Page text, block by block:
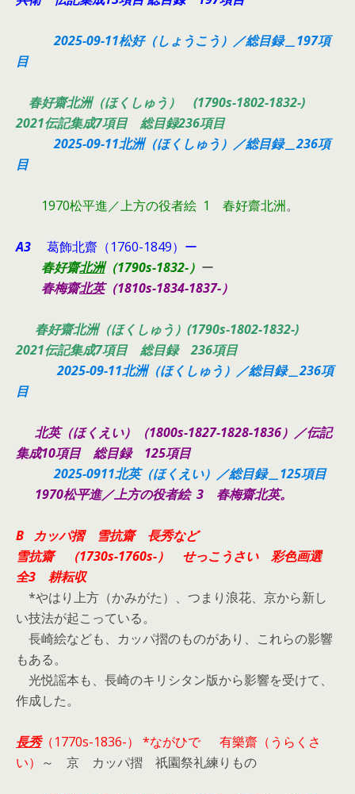
2025-09-11松好（しょうこう）／総目録＿197項
目
春好齋北洲（ほくしゅう） (1790s-1802-1832-)
2021伝記集成7項目 総目録236項目
2025-09-11北洲（ほくしゅう）／総目録＿236項
目
1970松平進／上方の役者絵 1 春好齋北洲。
A3
葛飾北齋（1760-1849）ー
春好齋北洲（1790s-1832-） ー
春梅齋北英（1810s-1834-1837-）
春好齋北洲（ほくしゅう）(1790s-1802-1832-)
2021伝記集成7項目 総目録 236項目
2025-09-11北洲（ほくしゅう）／総目録＿236項
目
北英（ほくえい）（1800s-1827-1828-1836）／伝記
集成10項目 総目録 125項目
2025-0911北英（ほくえい）／総目録＿125項目
1970松平進／上方の役者絵 3 春梅齋北英。
B カッパ摺 雪抗齋 長秀など
雪抗齋 （1730s-1760s-） せっこうさい 彩色画選
全3 耕耘収
*やはり上方（かみがた）、つまり浪花、京から新し
い技法が起こっている。
長崎絵なども、カッパ摺のものがあり、これらの影響
もある。
光悦謡本も、長崎のキリシタン版から影響を受けて、
作成した。
長秀（1770s-1836-） *ながひで 有樂齋（うらくさ
い） ～ 京 カッパ摺 祇園祭礼練りもの